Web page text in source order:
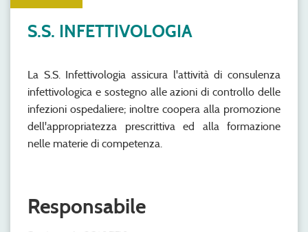
S.S. INFETTIVOLOGIA
La S.S. Infettivologia assicura l'attività di consulenza
infettivologica e sostegno alle azioni di controllo delle
infezioni ospedaliere; inoltre coopera alla promozione
dell'appropriatezza prescrittiva ed alla formazione
nelle materie di competenza.
Responsabile